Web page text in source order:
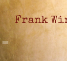
Frank